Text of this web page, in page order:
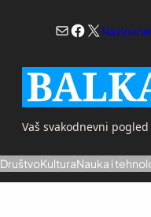
MailX Naslovna
Vaš svakodnevni
DruštvoKulturaNauka i